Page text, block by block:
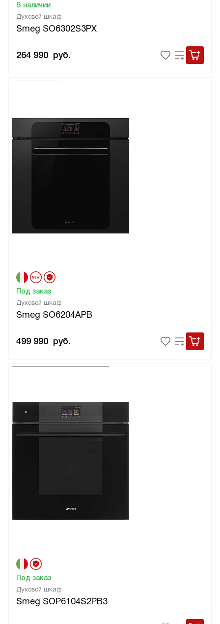
Духовой шкаф
Smeg SO6302S3PX
В наличии
264 990 руб.
Духовой шкаф
Smeg SO6204APB
Под заказ
499 990 руб.
Духовой шкаф
Smeg SOP6104S2PB3
Под заказ